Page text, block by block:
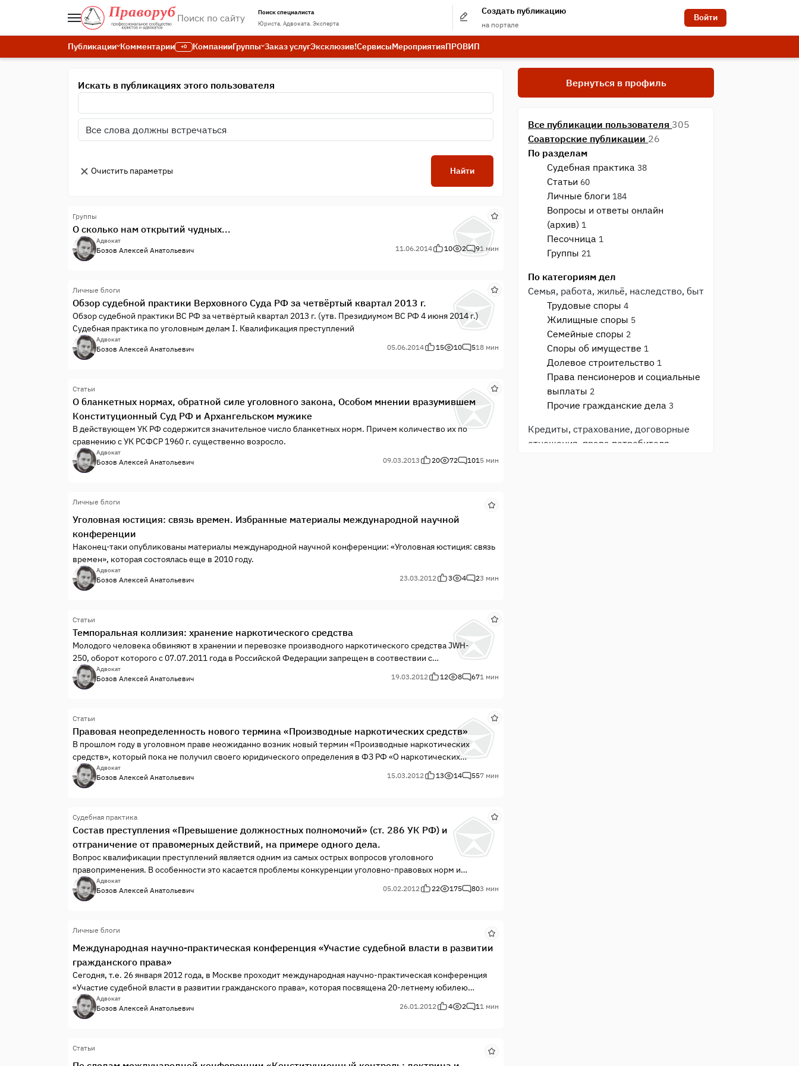
Поиск специалиста
Юриста. Адвоката. Эксперта
Создать публикацию
на портале
Войти
Публикации Комментарии +0 КомпанииГруппы Заказ услугЭксклюзив!СервисыМероприятияПРОВИП
Искать в публикациях этого пользователя
Очистить параметры Найти
Группы
О сколько нам открытий чудных...
Адвокат
Бозов Алексей Анатольевич 11.06.2014 10 2 91 мин
Личные блоги
Обзор судебной практики Верховного Суда РФ за четвёртый квартал 2013 г.
Обзор судебной практики ВС РФ за четвёртый квартал 2013 г. (утв. Президиумом ВС РФ 4 июня 2014 г.)
Судебная практика по уголовным делам I. Квалификация преступлений
Адвокат
Бозов Алексей Анатольевич 05.06.2014 15 10 518 мин
Статьи
О бланкетных нормах, обратной силе уголовного закона, Особом мнении вразумившем
Конституционный Суд РФ и Архангельском мужике
В действующем УК РФ содержится значительное число бланкетных норм. Причем количество их по
сравнению с УК РСФСР 1960 г. существенно возросло.
Адвокат
Бозов Алексей Анатольевич 09.03.2013 20 72 1015 мин
Личные блоги
Уголовная юстиция: связь времен. Избранные материалы международной научной
конференции
Наконец-таки опубликованы материалы международной научной конференции: «Уголовная юстиция: связь
времен», которая состоялась еще в 2010 году.
Адвокат
Бозов Алексей Анатольевич 23.03.2012 3 4 23 мин
Статьи
Темпоральная коллизия: хранение наркотического средства
Молодого человека обвиняют в хранении и перевозке производного наркотического средства JWH-
250, оборот которого с 07.07.2011 года в Российской Федерации запрещен в соотвествии с
Постановлением Правительства Российской Федерации № 681 от 30.06.1998 г. (с учетом изменений).
Адвокат
Бозов Алексей Анатольевич 19.03.2012 12 8 671 мин
Статьи
Правовая неопределенность нового термина «Производные наркотических средств»
В прошлом году в уголовном праве неожиданно возник новый термин «Производные наркотических
средств», который пока не получил своего юридического определения в ФЗ РФ «О наркотических
средствах и психотропных веществах» или УК РФ.
Адвокат
Бозов Алексей Анатольевич 15.03.2012 13 14 557 мин
Судебная практика
Состав преступления «Превышение должностных полномочий» (ст. 286 УК РФ) и
отграничение от правомерных действий, на примере одного дела.
Вопрос квалификации преступлений является одним из самых острых вопросов уголовного
правоприменения. В особенности это касается проблемы конкуренции уголовно-правовых норм и
отграничение одних составов преступлений от смежных составов преступлений (ч.3 ст. 17 УК РФ), а также
от правомерных действий, которые формально содержат признаки преступления (ч.2 ст. 14 УК РФ).
Адвокат
Бозов Алексей Анатольевич 05.02.2012 22 175 803 мин
Личные блоги
Международная научно-практическая конференция «Участие судебной власти в развитии
гражданского права»
Сегодня, т.е. 26 января 2012 года, в Москве проходит международная научно-практическая конференция
«Участие судебной власти в развитии гражданского права», которая посвящена 20-летнему юбилею
арбитражных судов.
Адвокат
Бозов Алексей Анатольевич 26.01.2012 4 2 1 1 мин
Статьи
Вернуться в профиль
Все публикации пользователя 305
Соавторские публикации 26
По разделам
Судебная практика 38
Статьи 60
Личные блоги 184
Вопросы и ответы онлайн
(архив) 1
Песочница 1
Группы 21
По категориям дел
Семья, работа, жильё, наследство, быт
Трудовые споры 4
Жилищные споры 5
Семейные споры 2
Споры об имуществе 1
Долевое строительство 1
Права пенсионеров и социальные
выплаты 2
Прочие гражданские дела 3
Кредиты, страхование, договорные
отношения, права потребителя